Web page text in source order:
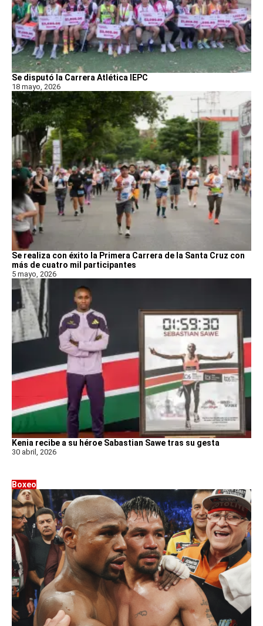
Se disputó la Carrera Atlética IEPC
18 mayo, 2026
Se realiza con éxito la Primera Carrera de la Santa Cruz con
más de cuatro mil participantes
5 mayo, 2026
Kenia recibe a su héroe Sabastian Sawe tras su gesta
30 abril, 2026
Boxeo